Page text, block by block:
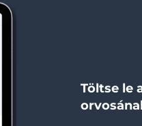
Töltse le